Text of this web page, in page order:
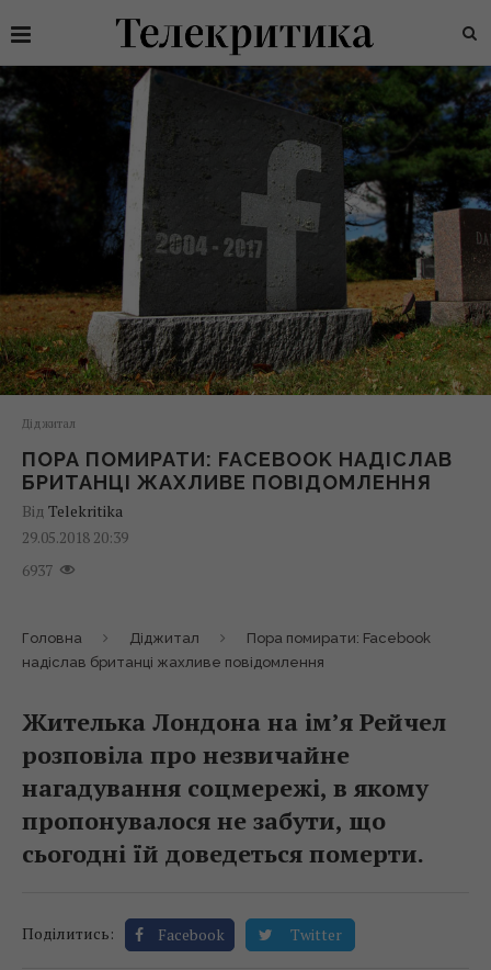
Діджитал
ПОРА ПОМИРАТИ: FACEBOOK НАДІСЛАВ
БРИТАНЦІ ЖАХЛИВЕ ПОВІДОМЛЕННЯ
Від Telekritika
29.05.2018 20:39
6937
Головна Діджитал
Пора помирати: Facebook
надіслав британці жахливе повідомлення
Жителька Лондона на ім’я Рейчел
розповіла про незвичайне
нагадування соцмережі, в якому
пропонувалося не забути, що
сьогодні їй доведеться померти.
Поділитись: Facebook Twitter